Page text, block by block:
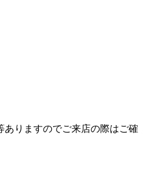
ありますのでご来店の際はご確